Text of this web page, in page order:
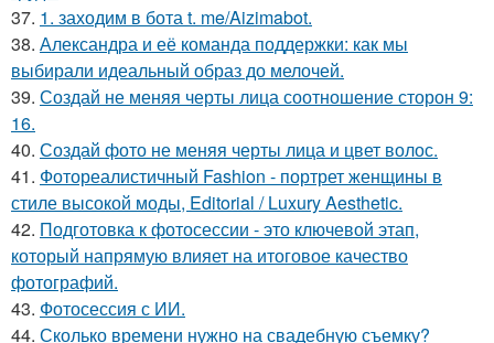
37. 1. заходим в бота t. me/Aizimabot.
38. Александра и её команда поддержки: как мы
выбирали идеальный образ до мелочей.
39. Создай не меняя черты лица соотношение сторон 9:
16.
40. Создай фото не меняя черты лица и цвет волос.
41. Фотореалистичный Fashion - портрет женщины в
стиле высокой моды, Editorial / Luxury Aesthetic.
42. Подготовка к фотосессии - это ключевой этап,
который напрямую влияет на итоговое качество
фотографий.
43. Фотосессия с ИИ.
44. Сколько времени нужно на свадебную съемку?